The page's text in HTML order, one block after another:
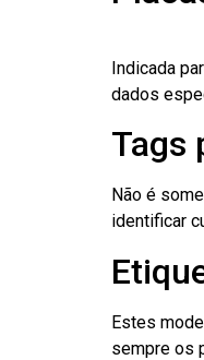
Indicada
dados
Tags
Não é
identificar
Estes
sempre os